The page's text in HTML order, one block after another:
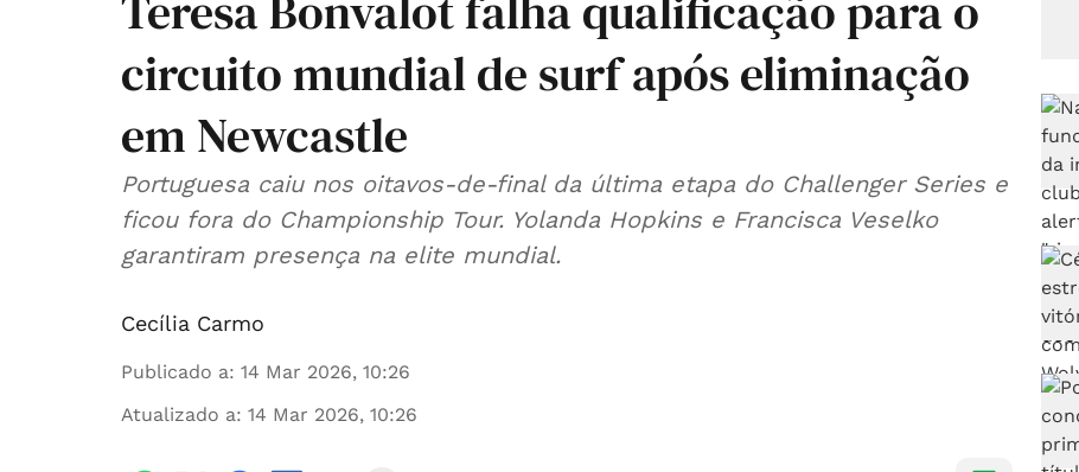
circuito mundial de surf após eliminação
em Newcastle
Portuguesa caiu nos oitavos-de-final da última etapa do Challenger Series e
ficou fora do Championship Tour. Yolanda Hopkins e Francisca Veselko
garantiram presença na elite mundial.
Cecília Carmo
Publicado a: 14 Mar 2026, 10:26
Atualizado a: 14 Mar 2026, 10:26